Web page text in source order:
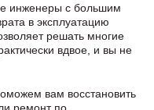
инженеры с большим
в эксплуатацию
решать многие
вдвое, и вы не
вам восстановить